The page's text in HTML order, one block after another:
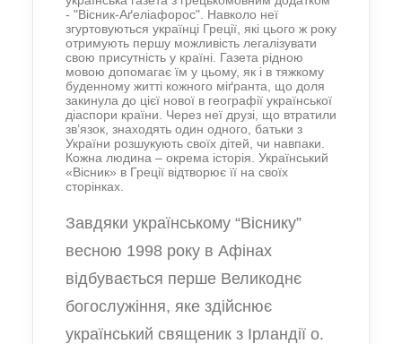
- "Вісник-Аґеліафорос". Навколо неї
згуртовуються українці Греції, які цього ж року
отримують першу можливість легалізувати
свою присутність у країні. Газета рідною
мовою допомагає їм у цьому, як і в тяжкому
буденному житті кожного міґранта, що доля
закинула до цієї нової в географії української
діаспори країни. Через неї друзі, що втратили
зв’язок, знаходять один одного, батьки з
України розшукують своїх дітей, чи навпаки.
Кожна людина – окрема історія. Український
«Вісник» в Греції відтворює її на своїх
сторінках.
Завдяки українському “Віснику”
весною 1998 року в Афінах
відбувається перше Великоднє
богослужіння, яке здійснює
український священик з Ірландії о.